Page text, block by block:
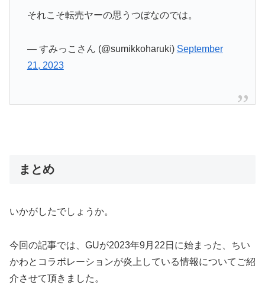
それこそ転売ヤーの思うつぼなのでは。
— すみっこさん (@sumikkoharuki) September
21, 2023
まとめ
いかがしたでしょうか。
今回の記事では、GUが2023年9月22日に始まった、ちい
かわとコラボレーションが炎上している情報についてご紹
介させて頂きました。